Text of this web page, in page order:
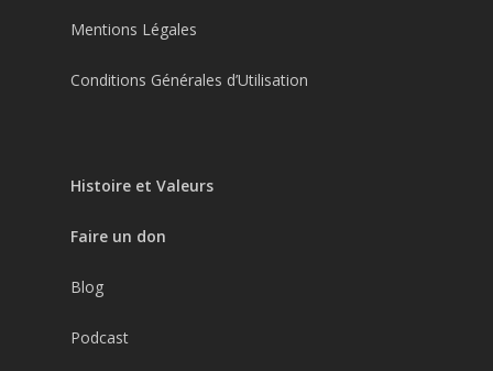
Mentions Légales
Conditions Générales d’Utilisation
Histoire et Valeurs
Faire un don
Blog
Podcast